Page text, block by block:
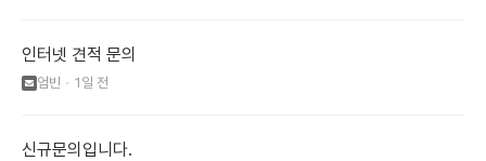
인터넷 견적 문의
엄빈 1일 전
신규문의입니다.